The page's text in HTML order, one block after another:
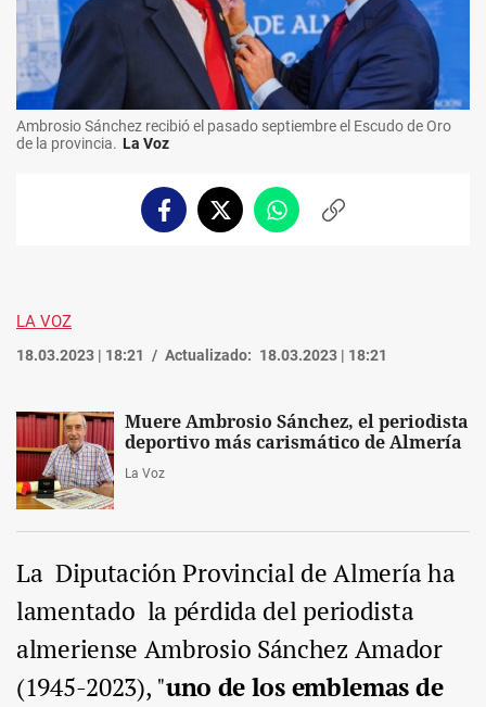
Ambrosio Sánchez recibió el pasado septiembre el Escudo de Oro
de la provincia. La Voz
FacebookTwitterWhatsappCopiar
LA VOZ
18.03.2023 | 18:21 Actualizado: 18.03.2023 | 18:21
Muere Ambrosio Sánchez, el periodista
deportivo más carismático de Almería
La Voz
La Diputación Provincial de Almería ha
lamentado la pérdida del periodista
almeriense Ambrosio Sánchez Amador
(1945-2023), "uno de los emblemas de